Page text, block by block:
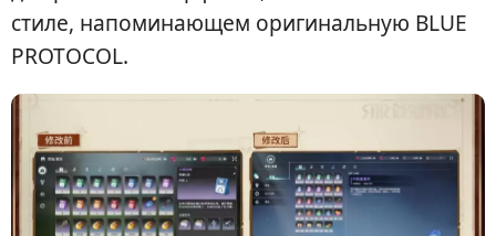
стиле, напоминающем оригинальную BLUE
PROTOCOL.